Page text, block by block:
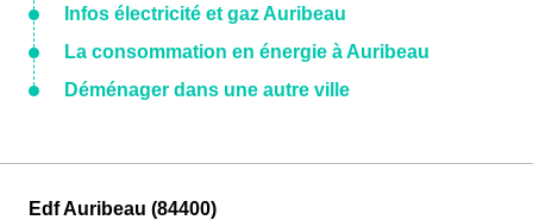
Infos électricité et gaz Auribeau
La consommation en énergie à Auribeau
Déménager dans une autre ville
Edf Auribeau (84400)